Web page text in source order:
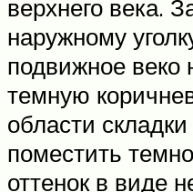
верхнего века.
наружному
подвижное веко
темную
области
поместить
оттенок в виде